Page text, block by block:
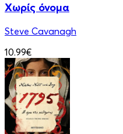
Χωρίς όνομα
Steve Cavanagh
10.99€